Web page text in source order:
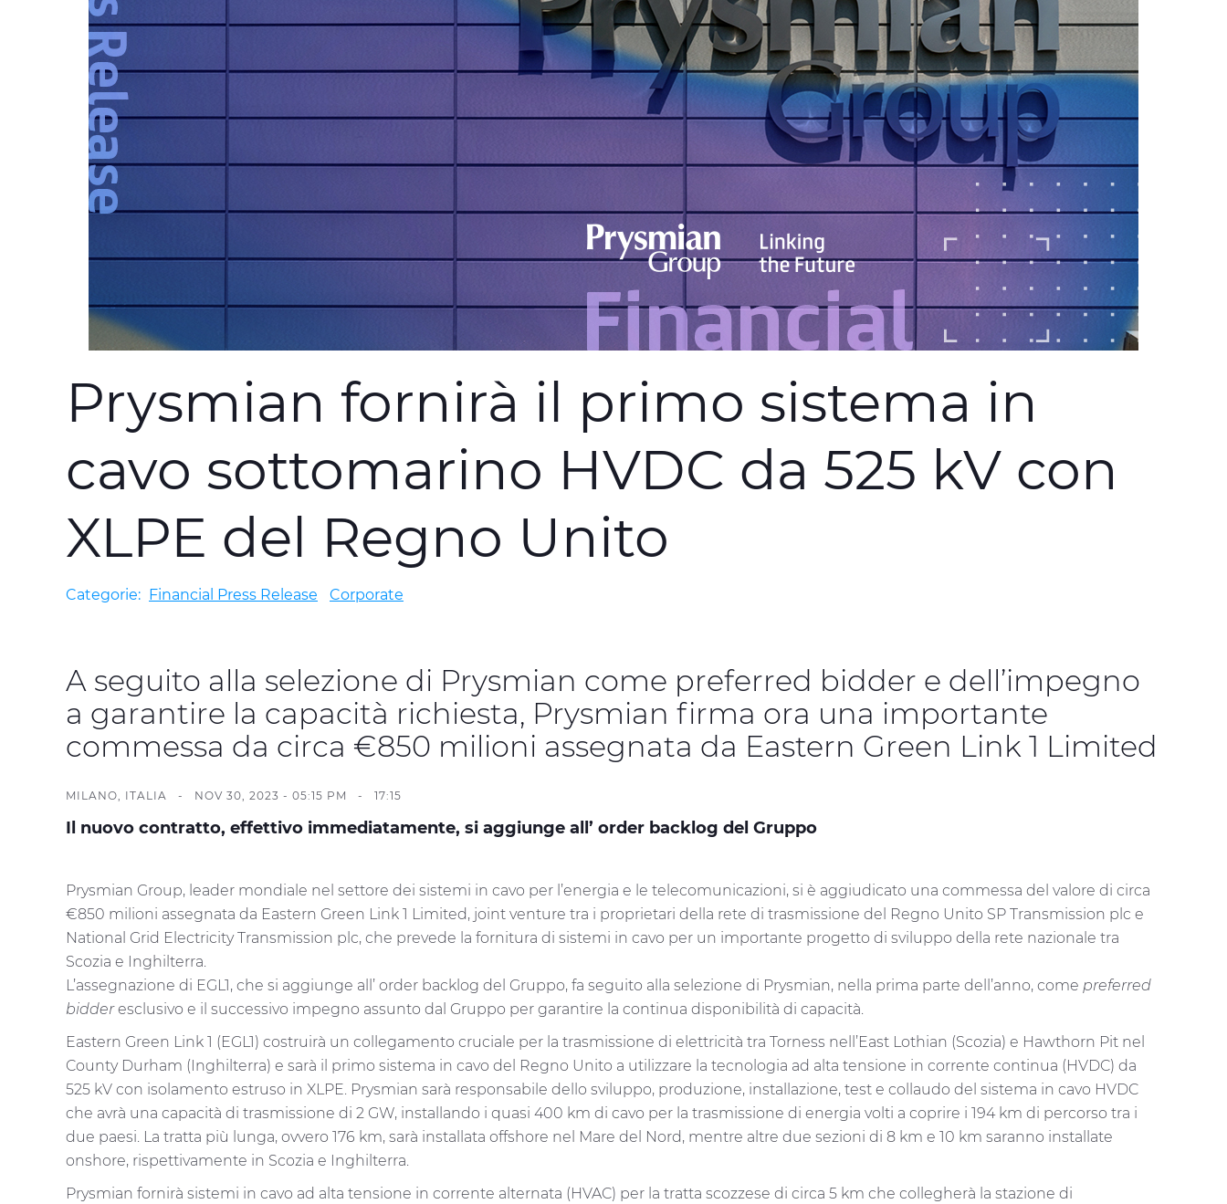
Prysmian fornirà il primo sistema in
cavo sottomarino HVDC da 525 kV con
XLPE del Regno Unito
Categorie: Financial Press Release Corporate
A seguito alla selezione di Prysmian come preferred bidder e dell’impegno
a garantire la capacità richiesta, Prysmian firma ora una importante
commessa da circa €850 milioni assegnata da Eastern Green Link 1 Limited
MILANO, ITALIA - NOV 30, 2023 - 05:15 PM - 17:15
Il nuovo contratto, effettivo immediatamente, si aggiunge all’ order backlog del Gruppo
Prysmian Group, leader mondiale nel settore dei sistemi in cavo per l’energia e le telecomunicazioni, si è aggiudicato una commessa del valore di circa
€850 milioni assegnata da Eastern Green Link 1 Limited, joint venture tra i proprietari della rete di trasmissione del Regno Unito SP Transmission plc e
National Grid Electricity Transmission plc, che prevede la fornitura di sistemi in cavo per un importante progetto di sviluppo della rete nazionale tra
Scozia e Inghilterra.
L’assegnazione di EGL1, che si aggiunge all’ order backlog del Gruppo, fa seguito alla selezione di Prysmian, nella prima parte dell’anno, come preferred
bidderesclusivo e il successivo impegno assunto dal Gruppo per garantire la continua disponibilità di capacità.
Eastern Green Link 1 (EGL1) costruirà un collegamento cruciale per la trasmissione di elettricità tra Torness nell’East Lothian (Scozia) e Hawthorn Pit nel
County Durham (Inghilterra) e sarà il primo sistema in cavo del Regno Unito a utilizzare la tecnologia ad alta tensione in corrente continua (HVDC) da
525 kV con isolamento estruso in XLPE. Prysmian sarà responsabile dello sviluppo, produzione, installazione, test e collaudo del sistema in cavo HVDC
che avrà una capacità di trasmissione di 2 GW, installando i quasi 400 km di cavo per la trasmissione di energia volti a coprire i 194 km di percorso tra i
due paesi. La tratta più lunga, ovvero 176 km, sarà installata offshore nel Mare del Nord, mentre altre due sezioni di 8 km e 10 km saranno installate
onshore, rispettivamente in Scozia e Inghilterra.
Prysmian fornirà sistemi in cavo ad alta tensione in corrente alternata (HVAC) per la tratta scozzese di circa 5 km che collegherà la stazione di